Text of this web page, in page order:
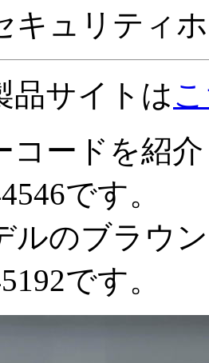
キュリティ
品サイトは
コードを紹
です。
ルのブラウ
です。